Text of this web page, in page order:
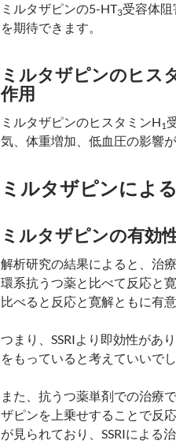
ミルタザピンの5-HT3受容体
を期待できます。
ミルタザピンのヒス
作用
ミルタザピンのヒスタミンH1
気、体重増加、低血圧の影響
ミルタザピンによ
ミルタザピンの有効
解析研究の結果によると、治
環系抗うつ薬と比べて反応と
比べると反応と寛解ともに有
つまり、SSRIより即効性があ
をもっていると考えていいでし
また、抗うつ薬単剤での治療
ザピンを上乗せすることで反
が見られており、SSRIによる